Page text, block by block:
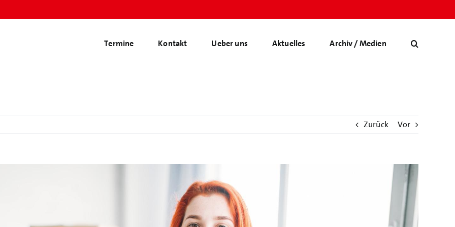
Termine Kontakt Ueber uns Aktuelles Archiv / Medien
Zurück Vor